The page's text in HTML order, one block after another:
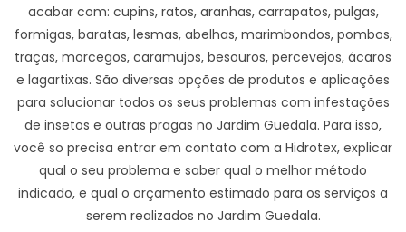
acabar com: cupins, ratos, aranhas, carrapatos, pulgas,
formigas, baratas, lesmas, abelhas, marimbondos, pombos,
traças, morcegos, caramujos, besouros, percevejos, ácaros
e lagartixas. São diversas opções de produtos e aplicações
para solucionar todos os seus problemas com infestações
de insetos e outras pragas no Jardim Guedala. Para isso,
você so precisa entrar em contato com a Hidrotex, explicar
qual o seu problema e saber qual o melhor método
indicado, e qual o orçamento estimado para os serviços a
serem realizados no Jardim Guedala.